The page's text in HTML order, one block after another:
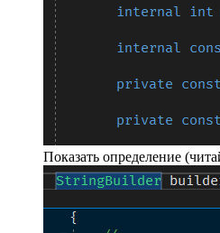
Показать определение